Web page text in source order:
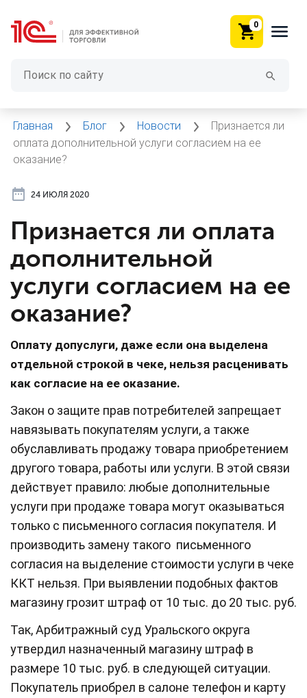
0
Главная Блог Новости
Признается ли
оплата дополнительной услуги согласием на ее
оказание?
24 ИЮЛЯ 2020
Признается ли оплата
дополнительной
услуги согласием на ее
оказание?
Оплату допуслуги, даже если она выделена
отдельной строкой в чеке, нельзя расценивать
как согласие на ее оказание.
Закон о защите прав потребителей запрещает
навязывать покупателям услуги, а также
обуславливать продажу товара приобретением
другого товара, работы или услуги. В этой связи
действует правило: любые дополнительные
услуги при продаже товара могут оказываться
только с письменного согласия покупателя. И
производить замену такого письменного
согласия на выделение стоимости услуги в чеке
ККТ нельзя. При выявлении подобных фактов
магазину грозит штраф от 10 тыс. до 20 тыс. руб.
Так, Арбитражный суд Уральского округа
утвердил назначенный магазину штраф в
размере 10 тыс. руб. в следующей ситуации.
Покупатель приобрел в салоне телефон и карту